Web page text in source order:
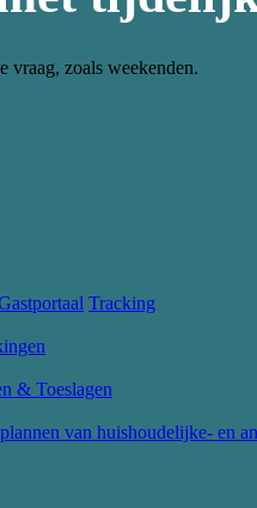
vraag, zoals weekenden.
Tracking
& Toeslagen
van huishoudelijke- en